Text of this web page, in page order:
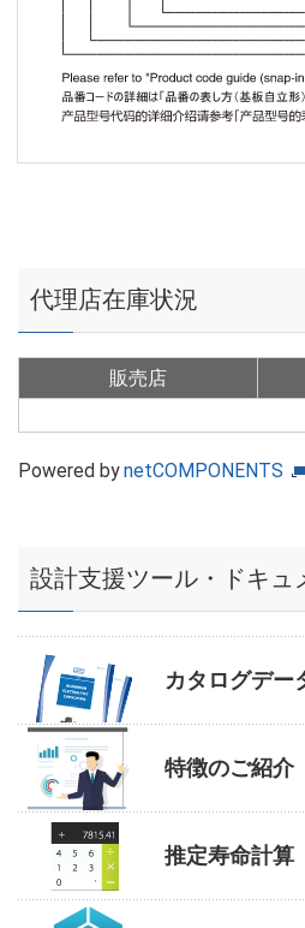
代理店在庫状況
販売店
Powered bynetCOMPONENTS
設計支援ツール・ドキュ
カタログデー
特徴のご紹介
推定寿命計算